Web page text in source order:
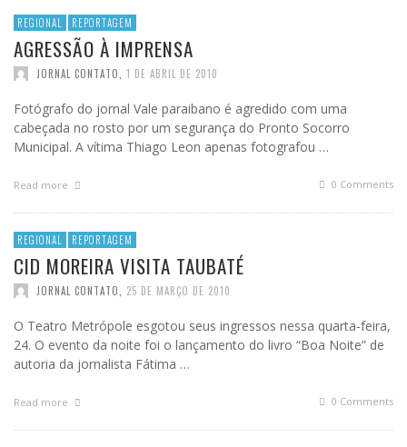
REGIONAL REPORTAGEM
AGRESSÃO À IMPRENSA
JORNAL CONTATO 1 DE ABRIL DE 2010
Fotógrafo do jornal Vale paraibano é agredido com uma
cabeçada no rosto por um segurança do Pronto Socorro
Municipal. A vítima Thiago Leon apenas fotografou …
Read more 0 Comments
REGIONAL REPORTAGEM
CID MOREIRA VISITA TAUBATÉ
JORNAL CONTATO 25 DE MARÇO DE 2010
O Teatro Metrópole esgotou seus ingressos nessa quarta-feira,
24. O evento da noite foi o lançamento do livro “Boa Noite” de
autoria da jornalista Fátima …
Read more 0 Comments